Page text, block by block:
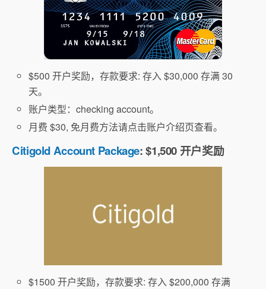
$500 开户奖励，存款要求: 存入 $30,000 存满 30
天。
账户类型：checking account。
月费 $30, 免月费方法请点击账户介绍页查看。
Citigold Account Package: $1,500 开户奖励
$1500 开户奖励，存款要求: 存入 $200,000 存满